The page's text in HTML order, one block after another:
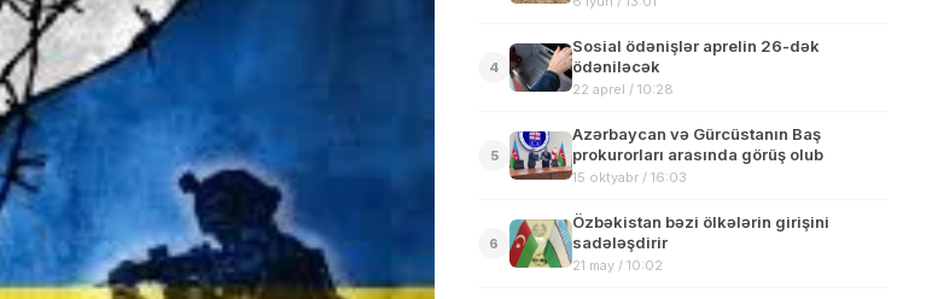
4
Sosial ödənişlər aprelin 26-dək
ödəniləcək
22 aprel / 10:28
5
Azərbaycan və Gürcüstanın Baş
prokurorları arasında görüş olub
15 oktyabr / 16:03
6
Özbəkistan bəzi ölkələrin girişini
sadələşdirir
21 may / 10:02